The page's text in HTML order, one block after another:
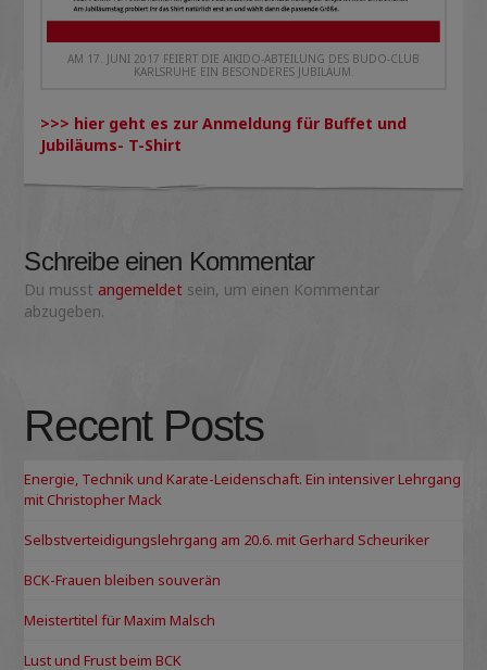
AM 17. JUNI 2017 FEIERT DIE AIKIDO-ABTEILUNG DES BUDO-CLUB
KARLSRUHE EIN BESONDERES JUBILÄUM.
>>> hier geht es zur Anmeldung für Buffet und
Jubiläums- T-Shirt
Schreibe einen Kommentar
Du musst angemeldet sein, um einen Kommentar
abzugeben.
Recent Posts
Energie, Technik und Karate-Leidenschaft. Ein intensiver Lehrgang
mit Christopher Mack
Selbstverteidigungslehrgang am 20.6. mit Gerhard Scheuriker
BCK-Frauen bleiben souverän
Meistertitel für Maxim Malsch
Lust und Frust beim BCK